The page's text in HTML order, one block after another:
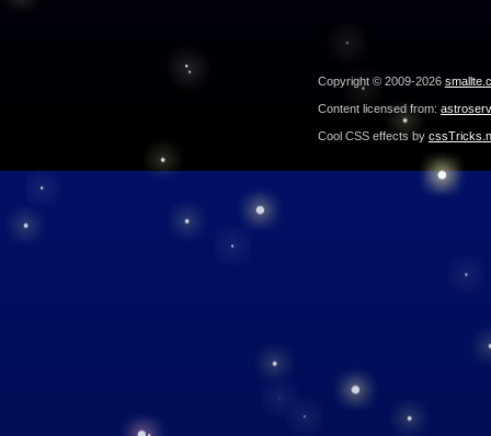
Copyright © 2009-2026
Content licensed from:
Cool CSS effects by